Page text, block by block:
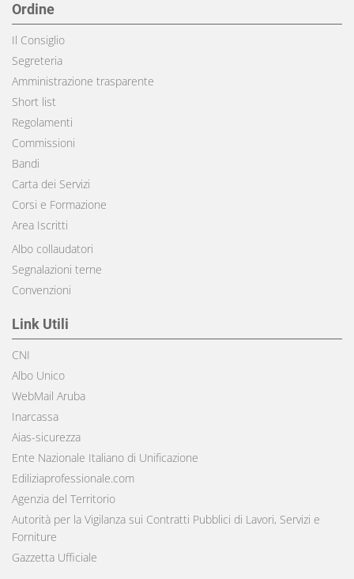
Ordine
Il Consiglio
Segreteria
Amministrazione trasparente
Short list
Regolamenti
Commissioni
Bandi
Carta dei Servizi
Corsi e Formazione
Area Iscritti
Albo collaudatori
Segnalazioni terne
Convenzioni
Link Utili
CNI
Albo Unico
WebMail Aruba
Inarcassa
Aias-sicurezza
Ente Nazionale Italiano di Unificazione
Ediliziaprofessionale.com
Agenzia del Territorio
Autorità per la Vigilanza sui Contratti Pubblici di Lavori, Servizi e
Forniture
Gazzetta Ufficiale